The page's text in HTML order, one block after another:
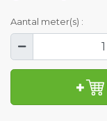
Aantal meter(s) :